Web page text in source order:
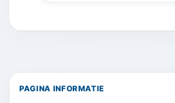
PAGINA INFORMATIE